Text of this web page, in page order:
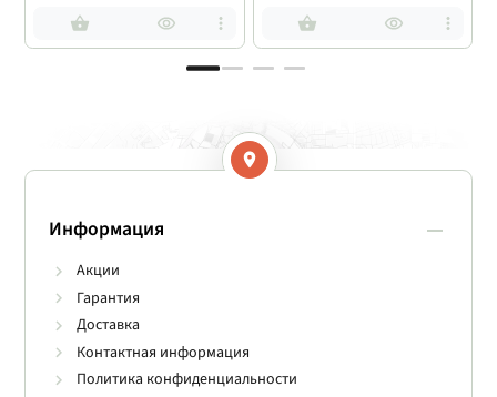
Информация
Акции
Гарантия
Доставка
Контактная информация
Политика конфиденциальности